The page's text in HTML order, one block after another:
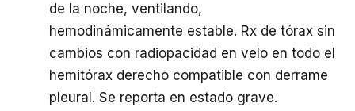
de la noche, ventilando,
hemodinámicamente estable. Rx de tórax sin
cambios con radiopacidad en velo en todo el
hemitórax derecho compatible con derrame
pleural. Se reporta en estado grave.